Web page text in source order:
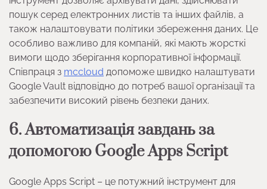
пошук серед електронних листів та інших файлів, а
також налаштовувати політики збереження даних. Це
особливо важливо для компаній, які мають жорсткі
вимоги щодо зберігання корпоративної інформації.
Співпраця з mccloud допоможе швидко налаштувати
Google Vault відповідно до потреб вашої організації та
забезпечити високий рівень безпеки даних.
6. Автоматизація завдань за
допомогою Google Apps Script
Google Apps Script – це потужний інструмент для